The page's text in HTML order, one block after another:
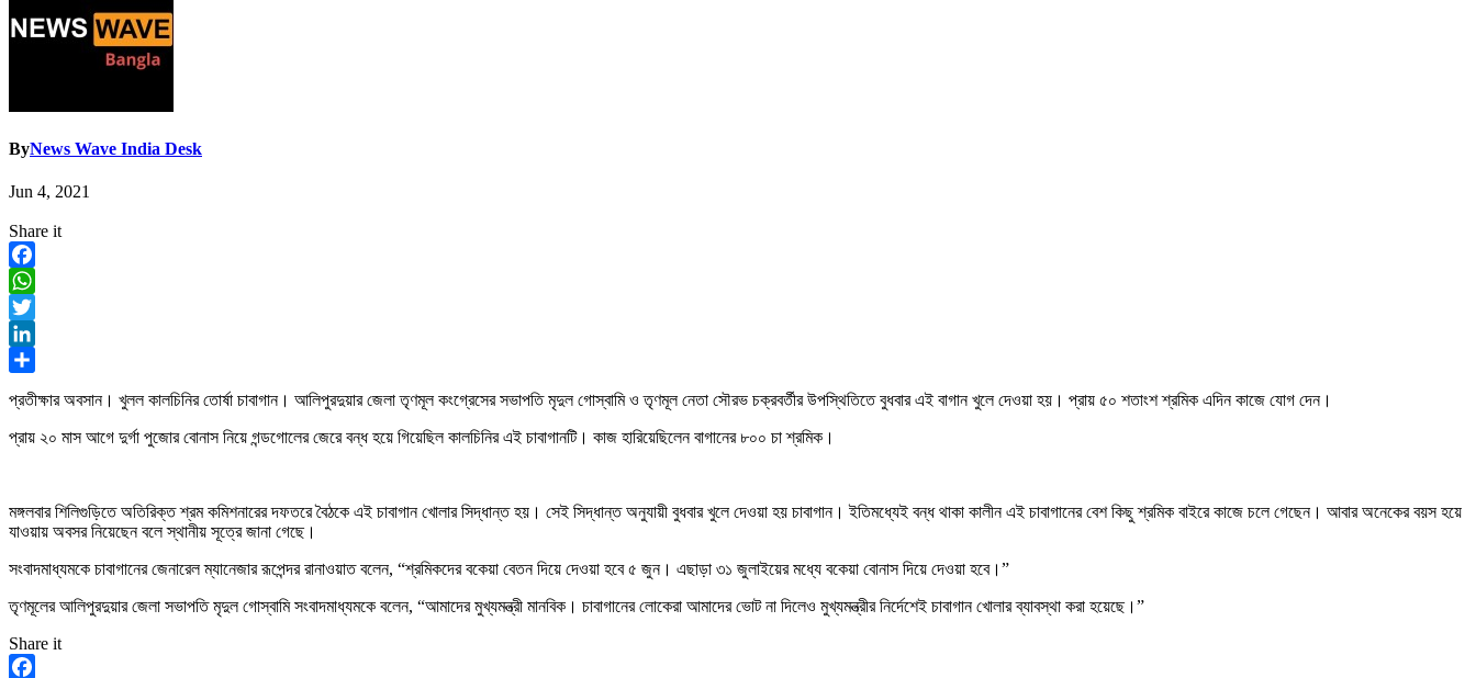
ByNews Wave India Desk
Jun 4, 2021
Share it
Facebook
WhatsApp
Twitter
LinkedIn
প্রতীক্ষার অবসান। খুলল কালচিনির তোর্ষা চাবাগান। আলিপুরদুয়ার জেলা তৃণমূল কংগ্রেসের সভাপতি মৃদুল গোস্বামি ও তৃণমূল নেতা সৌরভ চক্রবর্তীর উপস্থিতিতে বুধবার এই বাগান খুলে দেওয়া হয়। প্রায় ৫০ শতাংশ শ্রমিক এদিন কাজে যোগ দেন।
প্রায় ২০ মাস আগে দুর্গা পুজোর বোনাস নিয়ে গন্ডগোলের জেরে বন্ধ হয়ে গিয়েছিল কালচিনির এই চাবাগানটি। কাজ হারিয়েছিলেন বাগানের ৮০০ চা শ্রমিক।
মঙ্গলবার শিলিগুড়িতে অতিরিক্ত শ্রম কমিশনারের দফতরে বৈঠকে এই চাবাগান খোলার সিদ্ধান্ত হয়। সেই সিদ্ধান্ত অনুযায়ী বুধবার খুলে দেওয়া হয় চাবাগান। ইতিমধ্যেই বন্ধ থাকা কালীন এই চাবাগানের বেশ কিছু শ্রমিক বাইরে কাজে চলে গেছেন। আবার অনেকের বয়স হয়ে
যাওয়ায় অবসর নিয়েছেন বলে স্থানীয় সূত্রে জানা গেছে।
সংবাদমাধ্যমকে চাবাগানের জেনারেল ম্যানেজার রূপেন্দর রানাওয়াত বলেন, “শ্রমিকদের বকেয়া বেতন দিয়ে দেওয়া হবে ৫ জুন। এছাড়া ৩১ জুলাইয়ের মধ্যে বকেয়া বোনাস দিয়ে দেওয়া হবে।”
তৃণমূলের আলিপুরদুয়ার জেলা সভাপতি মৃদুল গোস্বামি সংবাদমাধ্যমকে বলেন, “আমাদের মুখ্যমন্ত্রী মানবিক। চাবাগানের লোকেরা আমাদের ভোট না দিলেও মুখ্যমন্ত্রীর নির্দেশেই চাবাগান খোলার ব্যাবস্থা করা হয়েছে।”
Share it